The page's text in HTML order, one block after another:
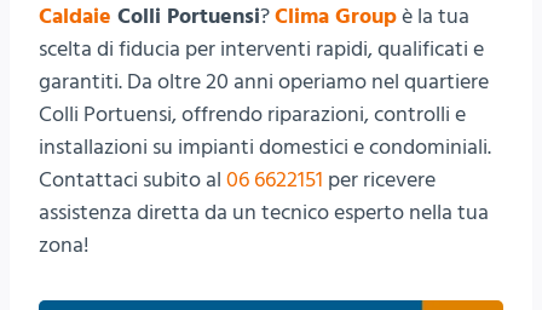
Caldaie Colli Portuensi?Clima Groupè la tua
scelta di fiducia per interventi rapidi, qualificati e
garantiti. Da oltre 20 anni operiamo nel quartiere
Colli Portuensi, offrendo riparazioni, controlli e
installazioni su impianti domestici e condominiali.
Contattaci subito al 06 6622151 per ricevere
assistenza diretta da un tecnico esperto nella tua
zona!